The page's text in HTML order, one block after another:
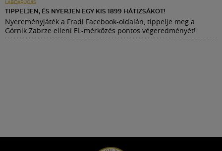
LABDARÚGÁS
TIPPELJEN, ÉS NYERJEN EGY KIS 1899 HÁTIZSÁKOT!
Nyereményjáték a Fradi Facebook-oldalán, tippelje meg a
Górnik Zabrze elleni EL-mérkőzés pontos végeredményét!